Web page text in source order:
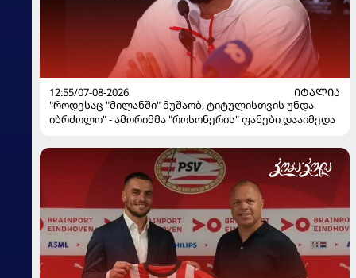
12:55/07-08-2026
ᲘᲢᲐᲚᲘᲐ
"როდესაც "მილანში" მუშაობ, ტიტულისთვის უნდა
იბრძოლო" - ამორიმმა "როსონერის" ფანები დააიმედა